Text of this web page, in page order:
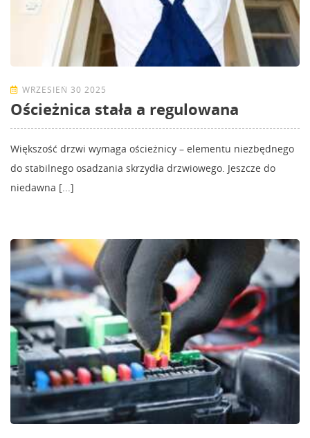
WRZESIEŃ 30 2025
Ościeżnica stała a regulowana
Większość drzwi wymaga ościeżnicy – elementu niezbędnego
do stabilnego osadzania skrzydła drzwiowego. Jeszcze do
niedawna [...]